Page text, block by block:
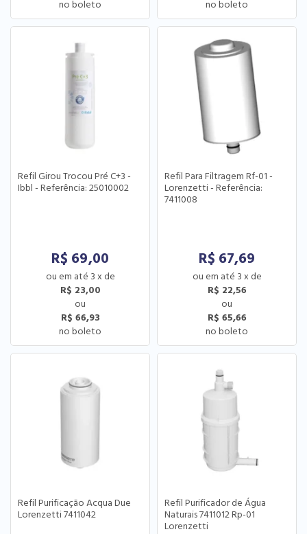
Refil Girou Trocou Pré C+3 -
Ibbl - Referência: 25010002
R$ 69,00
3 x de
R$ 23,00
R$ 66,93
Refil Para Filtragem Rf-01 -
Lorenzetti - Referência:
7411008
R$ 67,69
3 x de
R$ 22,56
R$ 65,66
Refil Purificação Acqua Due
Lorenzetti 7411042
Refil Purificador de Água
Naturais 7411012 Rp-01
Lorenzetti